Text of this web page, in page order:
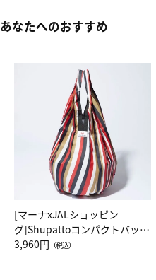
あなたへのおすすめ
[マーナxJALショッピン
グ]Shupattoコンパクトバッグ
Drop JAL客室乗務員（LC）ス
3,960円 （税込）